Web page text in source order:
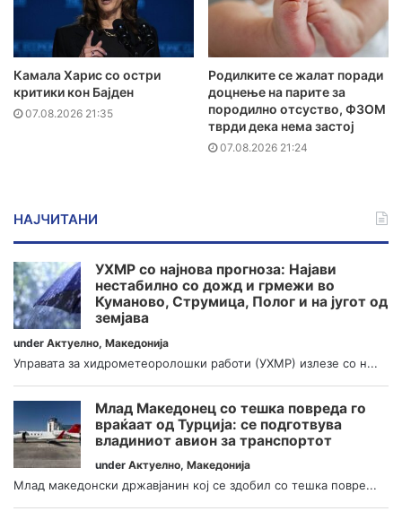
Камала Харис со остри
критики кон Бајден
07.08.2026 21:35
Родилките се жалат поради
доцнење на парите за
породилно отсуство, ФЗОМ
тврди дека нема застој
07.08.2026 21:24
НАЈЧИТАНИ
УХМР со најнова прогноза: Најави
нестабилно со дожд и грмежи во
Куманово, Струмица, Полог и на југот од
земјава
under Актуелно, Македонија
Управата за хидрометеоролошки работи (УХМР) излезе со н...
Млад Македонец со тешка повреда го
враќаат од Турција: се подготвува
владиниот авион за транспортот
under Актуелно, Македонија
Млад македонски државјанин кој се здобил со тешка повре...